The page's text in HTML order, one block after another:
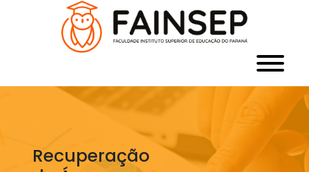
Recuperação